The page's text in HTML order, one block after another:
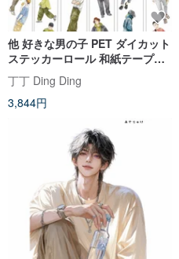
他 好きな男の子 PET ダイカット
ステッカーロール 和紙テープ
10m巻 (kiss-cut)
丁丁 Ding Ding
3,844円